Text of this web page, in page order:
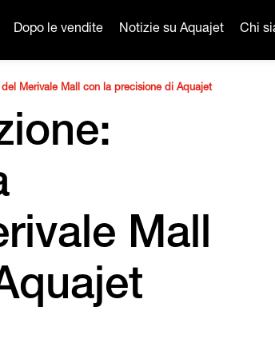
Dopo le vendite Notizie su Aquajet Chi
Merivale Mall con la precisione di Aquajet
Mall